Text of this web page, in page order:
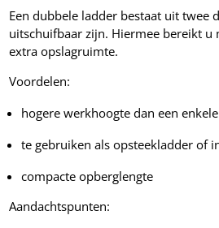
Een dubbele ladder bestaat uit twee
uitschuifbaar zijn. Hiermee bereikt u
extra opslagruimte.
Voordelen:
hogere werkhoogte dan een
te gebruiken als opsteekladder of
compacte opberglengte
Aandachtspunten: